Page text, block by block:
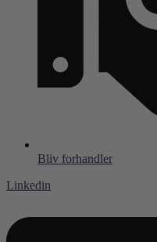
Bliv forhandler
Linkedin